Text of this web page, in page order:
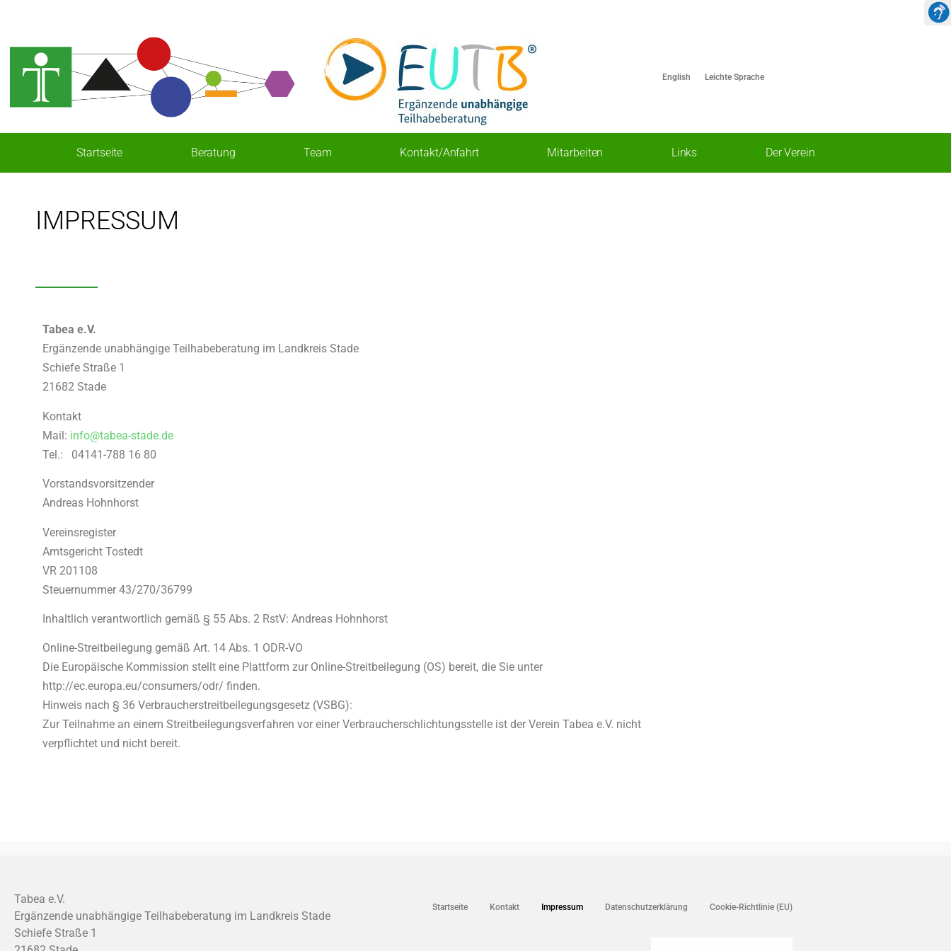
English Leichte Sprache
Startseite Beratung Team Kontakt/Anfahrt Mitarbeiten Links Der Verein
IMPRESSUM
Tabea e.V.
Ergänzende unabhängige Teilhabeberatung im Landkreis Stade
Schiefe Straße 1
21682 Stade
Kontakt
Mail: info@tabea-stade.de
Tel.: 04141-788 16 80
Vorstandsvorsitzender
Andreas Hohnhorst
Vereinsregister
Amtsgericht Tostedt
VR 201108
Steuernummer 43/270/36799
Inhaltlich verantwortlich gemäß § 55 Abs. 2 RstV: Andreas Hohnhorst
Online-Streitbeilegung gemäß Art. 14 Abs. 1 ODR-VO
Die Europäische Kommission stellt eine Plattform zur Online-Streitbeilegung (OS) bereit, die Sie unter
http://ec.europa.eu/consumers/odr/ finden.
Hinweis nach § 36 Verbraucherstreitbeilegungsgesetz (VSBG):
Zur Teilnahme an einem Streitbeilegungsverfahren vor einer Verbraucherschlichtungsstelle ist der Verein Tabea e.V. nicht
verpflichtet und nicht bereit.
Tabea e.V.
Ergänzende unabhängige Teilhabeberatung im Landkreis Stade
Schiefe Straße 1
Startseite Kontakt Impressum Datenschutzerklärung Cookie-Richtlinie (EU)